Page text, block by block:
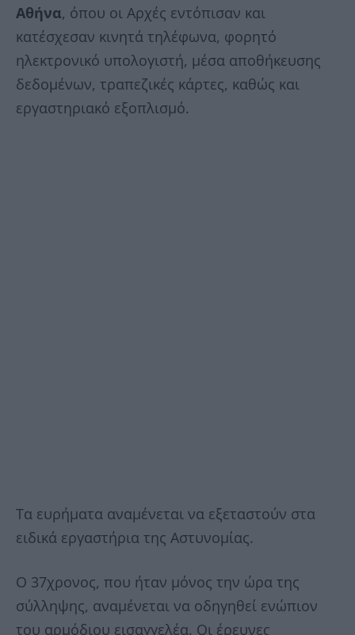
Αθήνα, όπου οι Αρχές εντόπισαν και
κατέσχεσαν κινητά τηλέφωνα, φορητό
ηλεκτρονικό υπολογιστή, μέσα αποθήκευσης
δεδομένων, τραπεζικές κάρτες, καθώς και
εργαστηριακό εξοπλισμό.
Τα ευρήματα αναμένεται να εξεταστούν στα
ειδικά εργαστήρια της Αστυνομίας.
Ο 37χρονος, που ήταν μόνος την ώρα της
σύλληψης, αναμένεται να οδηγηθεί ενώπιον
του αρμόδιου εισαγγελέα. Οι έρευνες